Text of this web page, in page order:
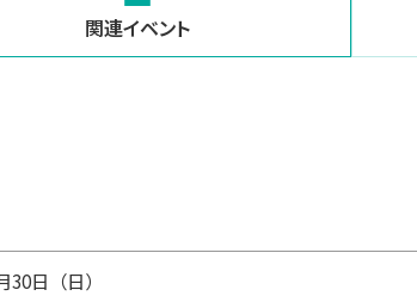
関連イベント
日（日）